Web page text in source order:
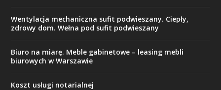
Wentylacja mechaniczna sufit podwieszany. Ciepły,
zdrowy dom. Wełna pod sufit podwieszany
Biuro na miarę. Meble gabinetowe – leasing mebli
biurowych w Warszawie
Koszt usługi notarialnej